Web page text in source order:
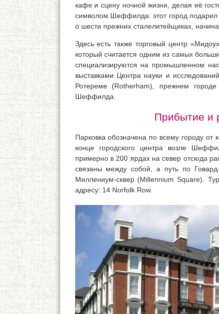
кафе и сцену ночной жизни, делая её
символом Шеффилда: этот город
о шести прежних сталелитейщиках,
Здесь есть также торговый центр
который считается одним из самых
специализируются на промышленном
выставками Центра науки и
Ротереме (Rotherham), прежнем
Шеффилда.
Прибытие и
Парковка обозначена по всему городу
конце городского центра возле
примерно в 200 ярдах на север отсюда
связаны между собой, а путь по
Миллениум-сквер (Millennium Square).
адресу: 14 Norfolk Row.